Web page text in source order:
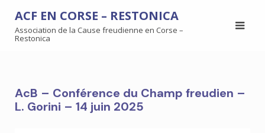
ACF EN CORSE – RESTONICA
Association de la Cause freudienne en Corse –
Restonica
AcB – Conférence du Champ freudien –
L. Gorini – 14 juin 2025